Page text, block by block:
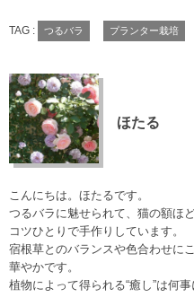
TAG : つるバラ プランター栽培
ほたる
こんにちは。ほたるです。
つるバラに魅せられて、猫の額ほ
コツひとりで手作りしています。
宿根草とのバランスや色合わせに
華やかです。
植物によって得られる“癒し”は何